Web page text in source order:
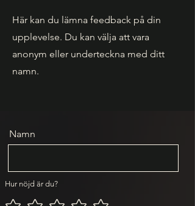
Här kan du lämna feedback på din
upplevelse. Du kan välja att vara
anonym eller underteckna med ditt
namn.
Namn
Hur nöjd är du?